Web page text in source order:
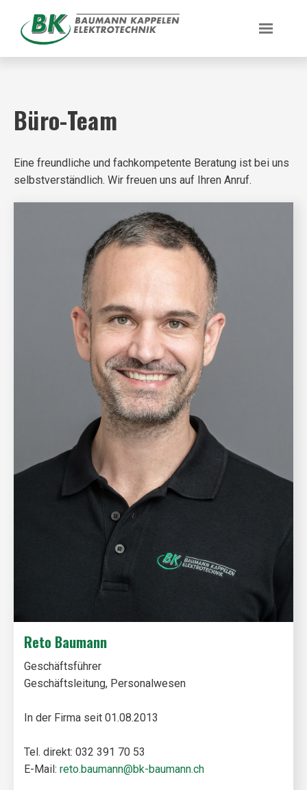
Büro-Team
Eine freundliche und fachkompetente Beratung ist bei uns
selbstverständlich. Wir freuen uns auf Ihren Anruf.
Reto Baumann
Geschäftsführer
Geschäftsleitung, Personalwesen
In der Firma seit 01.08.2013
Tel. direkt: 032 391 70 53
E-Mail: reto.baumann@bk-baumann.ch